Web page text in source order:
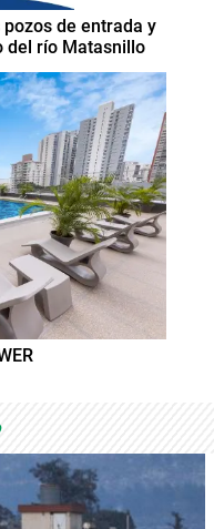
de entrada y
del río Matasnillo